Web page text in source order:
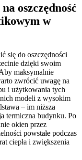
oszczędność
w
się do oszczędności
dzięki swoim
maksymalnie
zwrócić uwagę na
i użytkowania tych
modeli z wysokim
– im niższa
termiczna budynku. Po
okien przez
powstałe podczas
ciepła i zwiększenia